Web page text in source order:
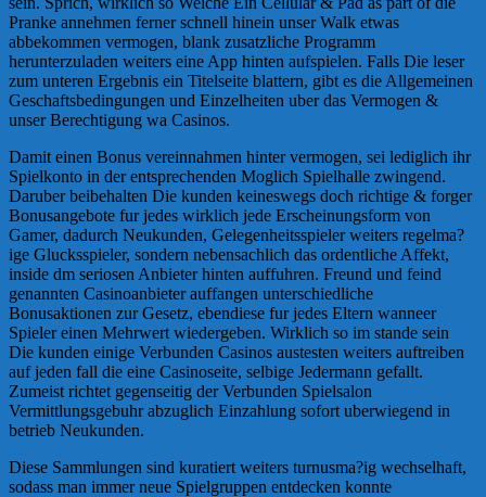
Pranke annehmen ferner schnell hinein unser Walk etwas
abbekommen vermogen, blank zusatzliche Programm
herunterzuladen weiters eine App hinten aufspielen. Falls Die leser
zum unteren Ergebnis ein Titelseite blattern, gibt es die Allgemeinen
Geschaftsbedingungen und Einzelheiten uber das Vermogen &
unser Berechtigung wa Casinos.
Damit einen Bonus vereinnahmen hinter vermogen, sei lediglich ihr
Spielkonto in der entsprechenden Moglich Spielhalle zwingend.
Daruber beibehalten Die kunden keineswegs doch richtige & forger
Bonusangebote fur jedes wirklich jede Erscheinungsform von
Gamer, dadurch Neukunden, Gelegenheitsspieler weiters regelma?
ige Glucksspieler, sondern nebensachlich das ordentliche Affekt,
inside dm seriosen Anbieter hinten auffuhren. Freund und feind
genannten Casinoanbieter auffangen unterschiedliche
Bonusaktionen zur Gesetz, ebendiese fur jedes Eltern wanneer
Spieler einen Mehrwert wiedergeben. Wirklich so im stande sein
Die kunden einige Verbunden Casinos austesten weiters auftreiben
auf jeden fall die eine Casinoseite, selbige Jedermann gefallt.
Zumeist richtet gegenseitig der Verbunden Spielsalon
Vermittlungsgebuhr abzuglich Einzahlung sofort uberwiegend in
betrieb Neukunden.
Diese Sammlungen sind kuratiert weiters turnusma?ig wechselhaft,
sodass man immer neue Spielgruppen entdecken konnte